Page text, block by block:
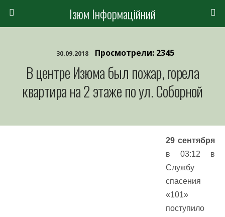
Ізюм Інформаційний
30.09.2018 Просмотрели: 2345
В центре Изюма был пожар, горела
квартира на 2 этаже по ул. Соборной
29 сентября
в 03:12 в
Службу
спасения
«101»
поступило